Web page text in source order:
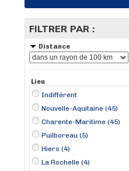
FILTRER PAR :
Distance
Lieu
Indifférent
Nouvelle-Aquitaine (45)
Charente-Maritime (45)
Puilboreau (5)
Hiers (4)
La Rochelle (4)